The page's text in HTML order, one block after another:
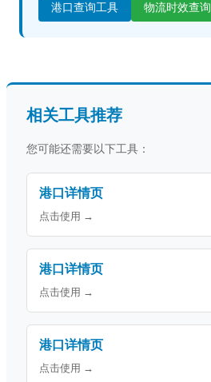
港口查询工具 物流时效查询
相关工具推荐
您可能还需要以下工具：
港口详情页
点击使用 →
港口详情页
点击使用 →
港口详情页
点击使用 →